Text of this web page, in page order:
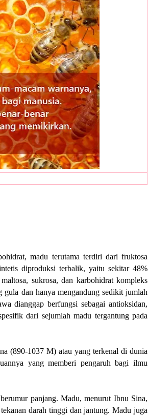
madu terutama terdiri dari fruktosa
diproduksi terbalik, yaitu sekitar 48%
sukrosa, dan karbohidrat kompleks
gula dan hanya mengandung sedikit jumlah
dianggap berfungsi sebagai antioksidan,
dari sejumlah madu tergantung pada
(890-1037 M) atau yang terkenal di dunia
yang memberi pengaruh bagi ilmu
panjang. Madu, menurut Ibnu Sina,
darah tinggi dan jantung. Madu juga